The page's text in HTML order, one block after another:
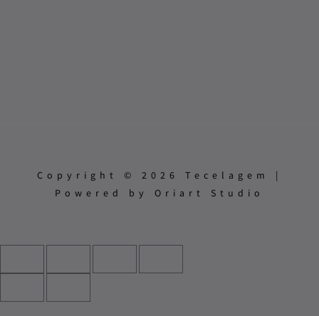
Copyright © 2026 Tecelagem |
Powered by Oriart Studio